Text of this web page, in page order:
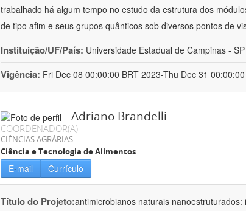
trabalhado há algum tempo no estudo da estrutura dos
de tipo afim e seus grupos quânticos sob diversos pontos de
Instituição/UF/País: Universidade Estadual de Campinas -
Vigência: Fri Dec 08 00:00:00 BRT 2023-Thu Dec 31
Adriano Brandelli
COORDENADOR(A)
CIÊNCIAS AGRÁRIAS
Ciência e Tecnologia de Alimentos
E-mail Currículo
Título do Projeto:antimicrobianos naturais